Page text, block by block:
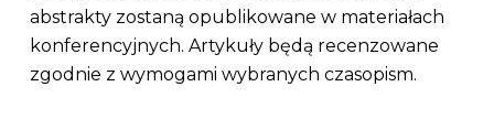
abstrakty zostaną opublikowane w materiałach
konferencyjnych. Artykuły będą recenzowane
zgodnie z wymogami wybranych czasopism.